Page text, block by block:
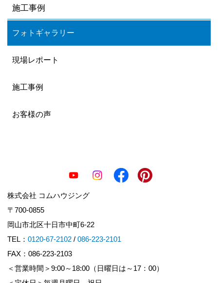
施工事例
フォトギャラリー
現場レポート
施工事例
お客様の声
株式会社 コムハウジング
〒700-0855
岡山市北区十日市中町6-22
TEL： 0120-67-2102 / 086-223-2101
FAX：086-223-2103
＜営業時間＞9:00～18:00（日曜日は～17：00）